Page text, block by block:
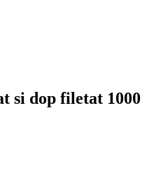
si dop filetat 1000